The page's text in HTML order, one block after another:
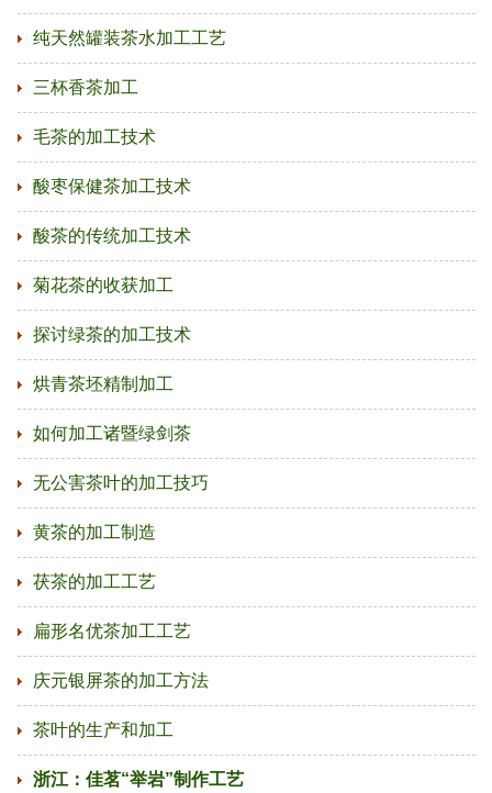
纯天然罐装茶水加工工艺
三杯香茶加工
毛茶的加工技术
酸枣保健茶加工技术
酸茶的传统加工技术
菊花茶的收获加工
探讨绿茶的加工技术
烘青茶坯精制加工
如何加工诸暨绿剑茶
无公害茶叶的加工技巧
黄茶的加工制造
茯茶的加工工艺
扁形名优茶加工工艺
庆元银屏茶的加工方法
茶叶的生产和加工
浙江：佳茗“举岩”制作工艺